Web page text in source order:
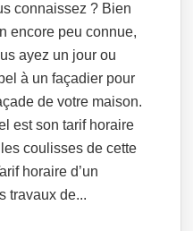
connaissez ? Bien
encore peu connue,
ayez un jour ou
à un façadier pour
de votre maison.
est son tarif horaire
coulisses de cette
horaire d’un
travaux de...